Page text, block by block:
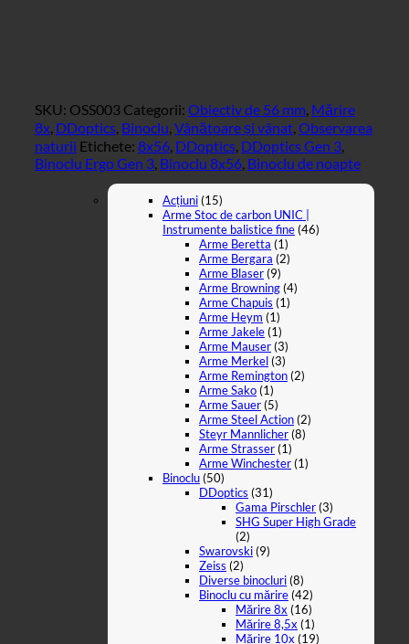
SKU: OSS003 Categorii: Obiectiv de 56 mm, Mărire
8x, DDoptics, Binoclu, Vânătoare și vânat, Observarea
naturii Etichete: 8x56, DDoptics, DDoptics Gen 3,
Binoclu Ergo Gen 3, Binoclu 8x56, Binoclu de noapte
Acțiuni(15)
Arme Stoc de carbon UNIC |
Instrumente balistice fine(46)
Arme Beretta (1)
Arme Bergara (2)
Arme Blaser(9)
Arme Browning(4)
Arme Chapuis (1)
Arme Heym (1)
Arme Jakele(1)
Arme Mauser(3)
Arme Merkel(3)
Arme Remington(2)
Arme Sako(1)
Arme Sauer(5)
Arme Steel Action(2)
Steyr Mannlicher(8)
Arme Strasser(1)
Arme Winchester(1)
Binoclu(50)
DDoptics (31)
Gama Pirschler(3)
SHG Super High Grade
(2)
Swarovski(9)
Zeiss (2)
Diverse binocluri(8)
Binoclu cu mărire(42)
Mărire 8x (16)
Mărire 8,5x (1)
Mărire 10x (19)